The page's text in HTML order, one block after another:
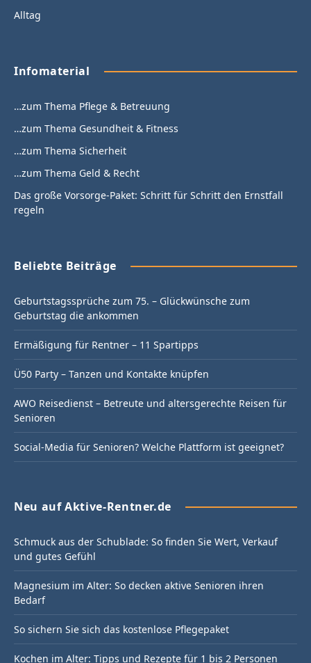
Alltag
Infomaterial
…zum Thema Pflege & Betreuung
…zum Thema Gesundheit & Fitness
…zum Thema Sicherheit
…zum Thema Geld & Recht
Das große Vorsorge-Paket: Schritt für Schritt den Ernstfall
regeln
Beliebte Beiträge
Geburtstagssprüche zum 75. – Glückwünsche zum
Geburtstag die ankommen
Ermäßigung für Rentner – 11 Spartipps
Ü50 Party – Tanzen und Kontakte knüpfen
AWO Reisedienst – Betreute und altersgerechte Reisen für
Senioren
Social-Media für Senioren? Welche Plattform ist geeignet?
Neu auf Aktive-Rentner.de
Schmuck aus der Schublade: So finden Sie Wert, Verkauf
und gutes Gefühl
Magnesium im Alter: So decken aktive Senioren ihren
Bedarf
So sichern Sie sich das kostenlose Pflegepaket
Kochen im Alter: Tipps und Rezepte für 1 bis 2 Personen